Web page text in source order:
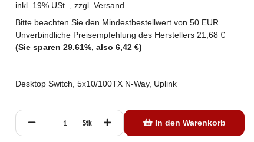
Desktop Switch, 5x10/100TX N-Way, Uplink
inkl. 19% USt. , zzgl.Versand
Bitte beachten Sie den Mindestbestellwert von 50 EUR.
Unverbindliche Preisempfehlung des Herstellers 21,68 €
(Sie sparen29.61%, also6,42 €)
Stk In den Warenkorb